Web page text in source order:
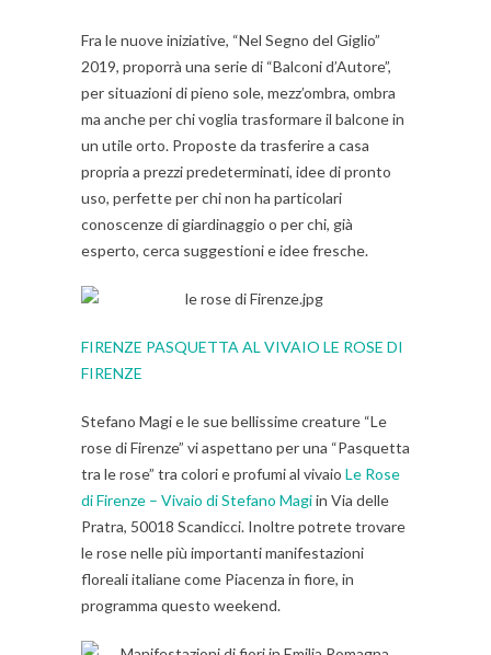
Fra le nuove iniziative, “Nel Segno del Giglio”
2019, proporrà una serie di “Balconi d’Autore”,
per situazioni di pieno sole, mezz’ombra, ombra
ma anche per chi voglia trasformare il balcone in
un utile orto. Proposte da trasferire a casa
propria a prezzi predeterminati, idee di pronto
uso, perfette per chi non ha particolari
conoscenze di giardinaggio o per chi, già
esperto, cerca suggestioni e idee fresche.
FIRENZE PASQUETTA AL VIVAIO LE ROSE DI
FIRENZE
Stefano Magi e le sue bellissime creature “Le
rose di Firenze” vi aspettano per una “Pasquetta
tra le rose” tra colori e profumi al vivaio Le Rose
di Firenze – Vivaio di Stefano Magiin Via delle
Pratra, 50018 Scandicci. Inoltre potrete trovare
le rose nelle più importanti manifestazioni
floreali italiane come Piacenza in fiore, in
programma questo weekend.